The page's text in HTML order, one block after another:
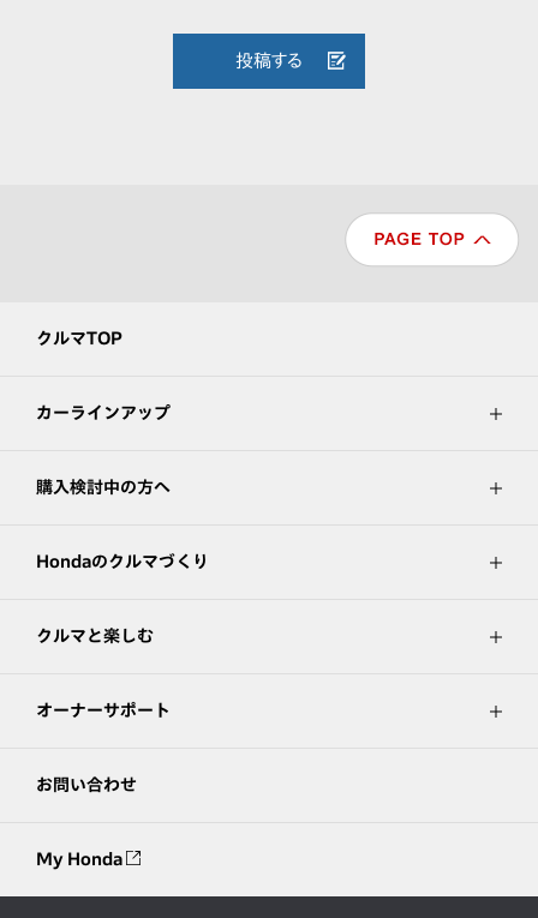
投稿する
クルマTOP
カーラインアップ
購入検討中の方へ
Hondaのクルマづくり
クルマと楽しむ
オーナーサポート
お問い合わせ
My Honda